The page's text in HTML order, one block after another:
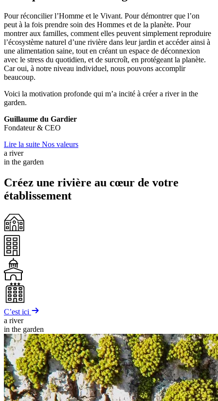
Pour réconcilier l’Homme et le Vivant. Pour démontrer que l’on
peut à la fois prendre soin des Hommes et de la planète. Pour
montrer aux familles, comment elles peuvent simplement reproduire
l’écosystème naturel d’une rivière dans leur jardin et accéder ainsi à
une alimentation saine, tout en créant un espace de déconnexion
avec le stress du quotidien, et de surcroît, en protégeant la planète.
Car oui, à notre niveau individuel, nous pouvons accomplir
beaucoup.
Voici la motivation profonde qui m’a incité à créer a river in the
garden.
Guillaume du Gardier
Fondateur & CEO
Lire la suite Nos valeurs
a river
in the garden
Créez une rivière au cœur de votre
établissement
C’est ici
a river
in the garden